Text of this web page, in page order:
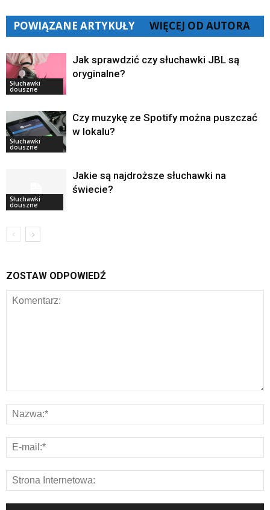
POWIĄZANE ARTYKUŁY WIĘCEJ OD AUTORA
Słuchawki
douszne
Jak sprawdzić czy słuchawki JBL są
oryginalne?
Słuchawki
douszne
Czy muzykę ze Spotify można puszczać
w lokalu?
Słuchawki
douszne
Jakie są najdroższe słuchawki na
świecie?
ZOSTAW ODPOWIEDŹ